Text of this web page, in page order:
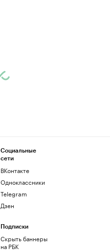
Социальные
сети
ВКонтакте
Одноклассники
Telegram
Дзен
Подписки
Скрыть баннеры
на РБК